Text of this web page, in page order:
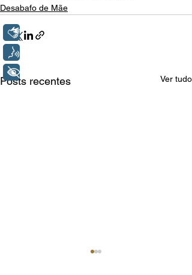
Desabafo de Mãe
Posts recentes Ver tudo
Libras